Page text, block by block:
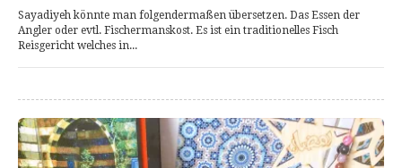
Sayadiyeh könnte man folgendermaßen übersetzen. Das Essen der
Angler oder evtl. Fischermanskost. Es ist ein traditionelles Fisch
Reisgericht welches in...